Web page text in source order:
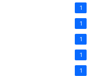
1
1
1
1
1